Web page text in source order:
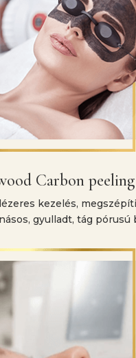
Carbon peeling
kezelés,
gyulladt, tág pórusú